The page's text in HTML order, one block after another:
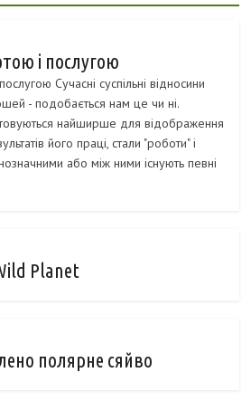
і послугою
Сучасні суспільні відносини
- подобається нам це чи ні.
найширше для відображення
його праці, стали "роботи" і
або між ними існують певні
Planet
полярне сяйво